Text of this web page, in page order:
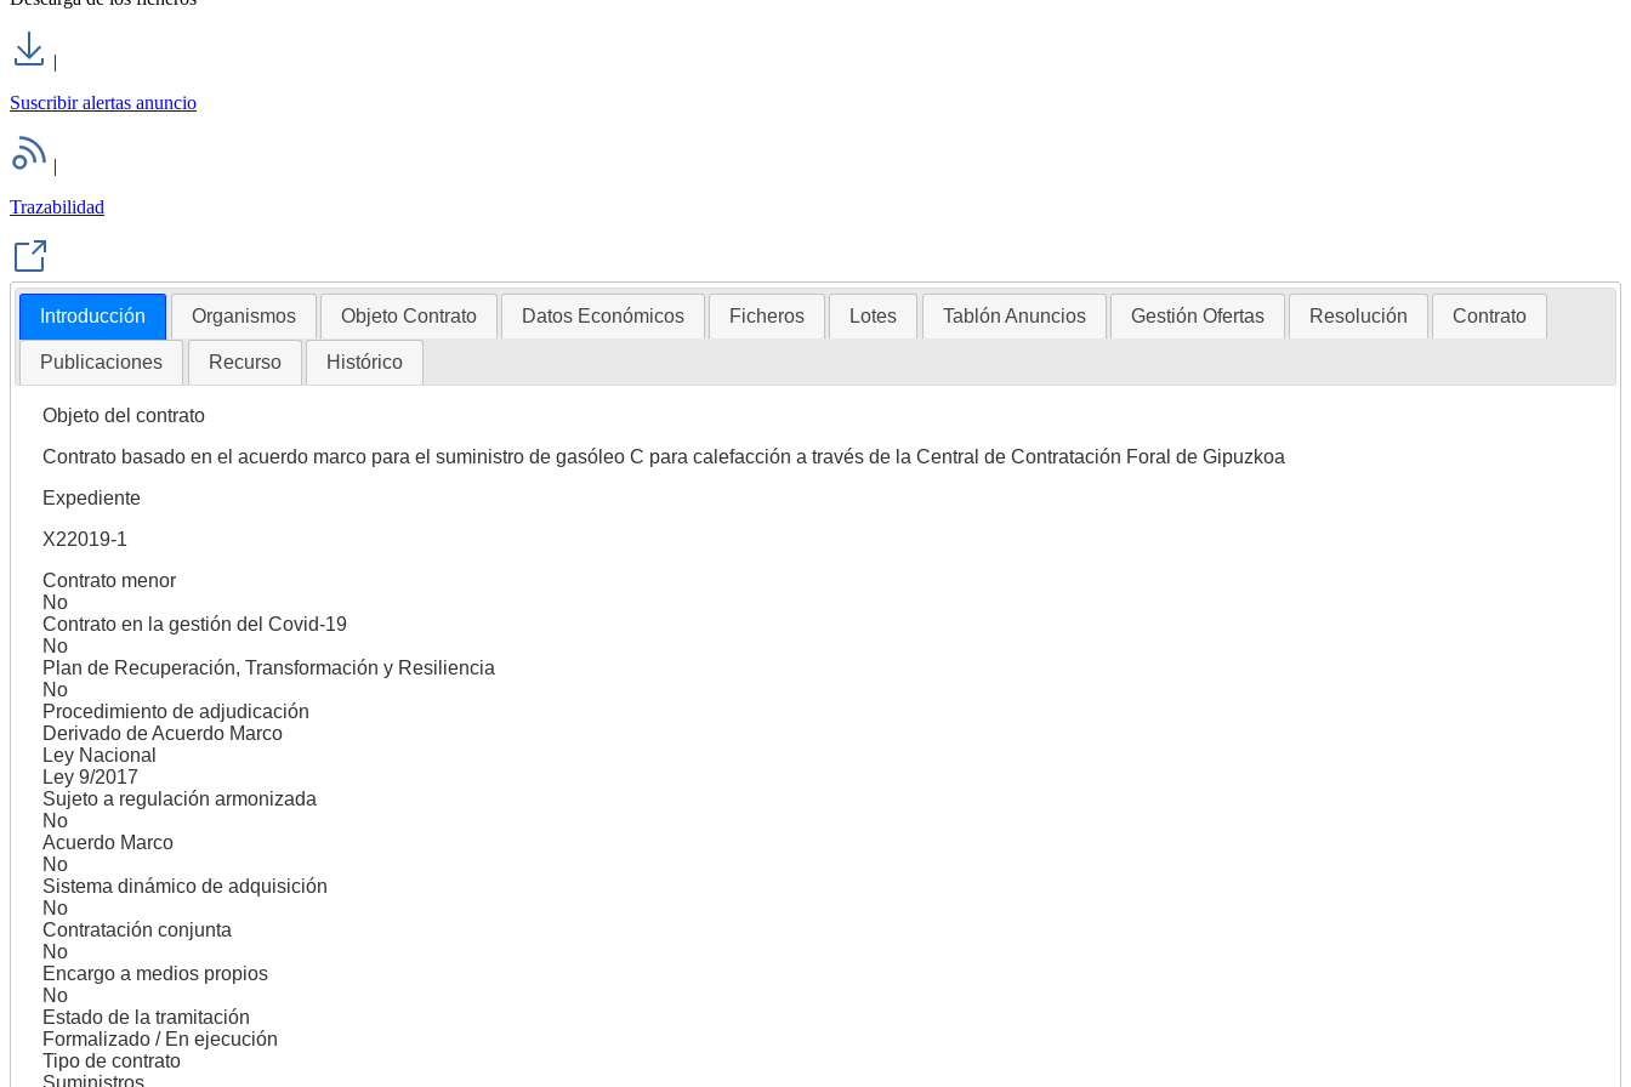
|
Suscribir alertas anuncio
|
Trazabilidad
Introducción Organismos Objeto Contrato Datos Económicos Ficheros Lotes Tablón Anuncios Gestión Ofertas Resolución Contrato
Publicaciones Recurso Histórico
Objeto del contrato
Contrato basado en el acuerdo marco para el suministro de gasóleo C para calefacción a través de la Central de Contratación Foral de Gipuzkoa
Expediente
X22019-1
Contrato menor
No
Contrato en la gestión del Covid-19
No
Plan de Recuperación, Transformación y Resiliencia
No
Procedimiento de adjudicación
Derivado de Acuerdo Marco
Ley Nacional
Ley 9/2017
Sujeto a regulación armonizada
No
Acuerdo Marco
No
Sistema dinámico de adquisición
No
Contratación conjunta
No
Encargo a medios propios
No
Estado de la tramitación
Formalizado / En ejecución
Tipo de contrato
Suministros